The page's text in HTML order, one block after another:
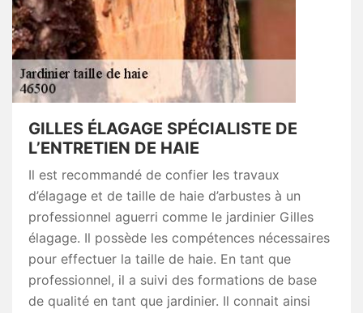
GILLES ÉLAGAGE SPÉCIALISTE DE
L’ENTRETIEN DE HAIE
Il est recommandé de confier les travaux
d’élagage et de taille de haie d’arbustes à un
professionnel aguerri comme le jardinier Gilles
élagage. Il possède les compétences nécessaires
pour effectuer la taille de haie. En tant que
professionnel, il a suivi des formations de base
de qualité en tant que jardinier. Il connait ainsi